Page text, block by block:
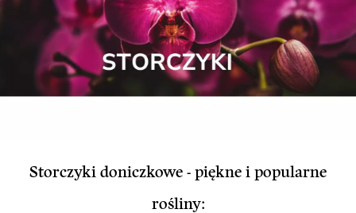
Storczyki doniczkowe - piękne i popularne
rośliny: